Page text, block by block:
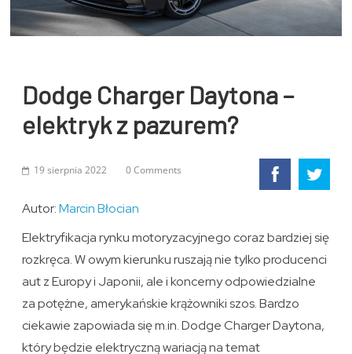
Dodge Charger Daytona –
elektryk z pazurem?
19 sierpnia 2022 0 Comments
Autor:Marcin Błocian
Elektryfikacja rynku motoryzacyjnego coraz bardziej się
rozkręca. W owym kierunku ruszają nie tylko producenci
aut z Europy i Japonii, ale i koncerny odpowiedzialne
za potężne, amerykańskie krążowniki szos. Bardzo
ciekawie zapowiada się m.in. Dodge Charger Daytona,
który będzie elektryczną wariacją na temat